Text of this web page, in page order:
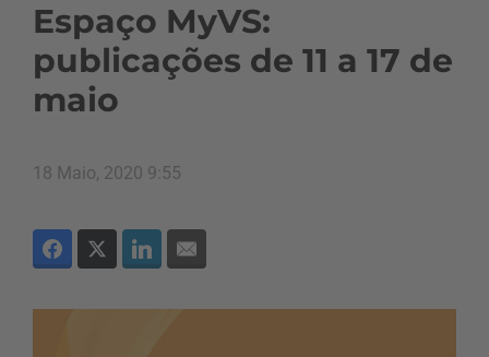
Espaço MyVS:
publicações de 11 a 17 de
maio
18 Maio, 2020 9:55